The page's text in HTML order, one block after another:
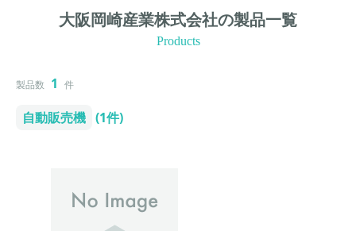
大阪岡崎産業株式会社の製品一覧
Products
製品数 1 件
自動販売機 (1件)